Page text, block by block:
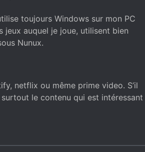
toujours Windows sur mon PC
jeux auquel je joue, utilisent bien
Nunux.
netflix ou même prime video. S’il
le contenu qui est intéressant